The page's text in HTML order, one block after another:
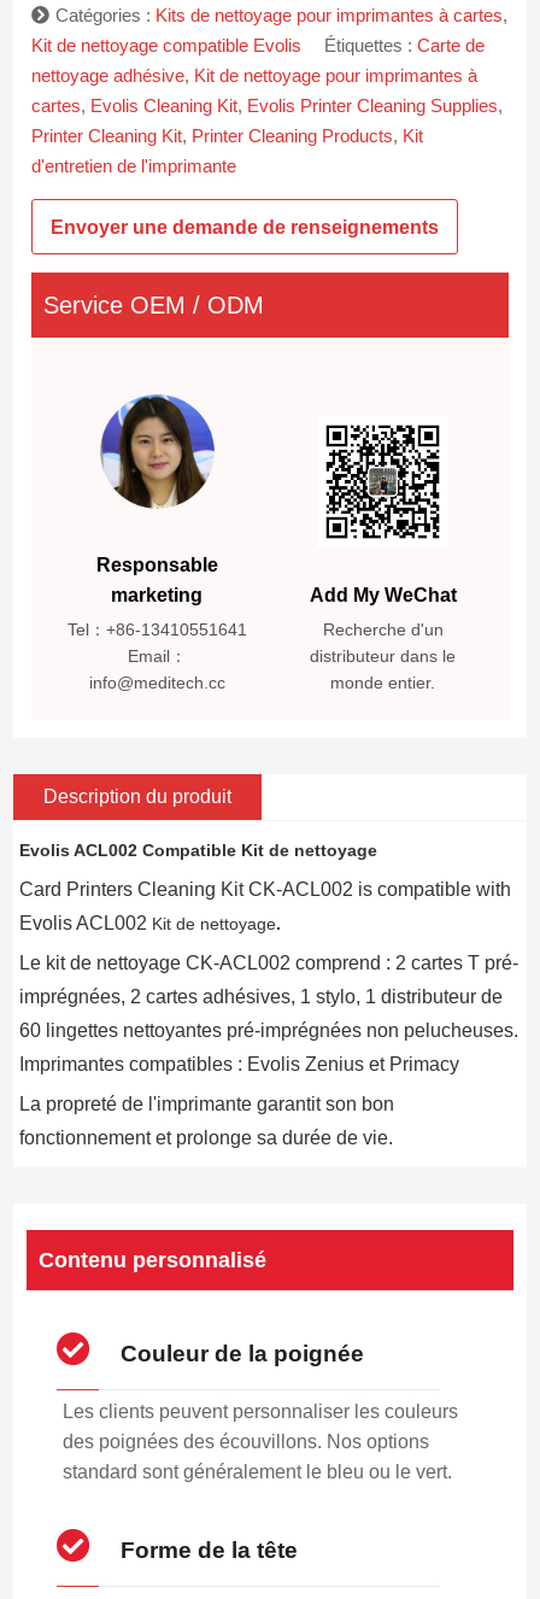
Catégories : Kits de nettoyage pour imprimantes à cartes,
Kit de nettoyage compatible Evolis
Étiquettes :Carte de
nettoyage adhésive, Kit de nettoyage pour imprimantes à
cartes, Evolis Cleaning Kit, Evolis Printer Cleaning Supplies,
Printer Cleaning Kit, Printer Cleaning Products, Kit
d'entretien de l'imprimante
Envoyer une demande de renseignements
Service OEM / ODM
Responsable
marketing
Tel：+86-13410551641
Email：
info@meditech.cc
Add My WeChat
Recherche d'un
distributeur dans le
monde entier.
Description du produit
Evolis ACL002Compatible Kit de nettoyage
Card Printers Cleaning Kit CK-ACL002 is compatible with
Evolis ACL002 Kit de nettoyage.
Le kit de nettoyage CK-ACL002 comprend : 2 cartes T pré-
imprégnées, 2 cartes adhésives, 1 stylo, 1 distributeur de
60 lingettes nettoyantes pré-imprégnées non pelucheuses.
Imprimantes compatibles : Evolis Zenius et Primacy
La propreté de l'imprimante garantit son bon
fonctionnement et prolonge sa durée de vie.
Contenu personnalisé
Couleur de la poignée
Les clients peuvent personnaliser les couleurs
des poignées des écouvillons. Nos options
standard sont généralement le bleu ou le vert.
Forme de la tête